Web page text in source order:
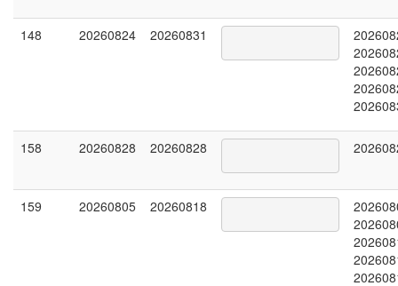
148 20260824 20260831
158 20260828 20260828
159 20260805 20260818